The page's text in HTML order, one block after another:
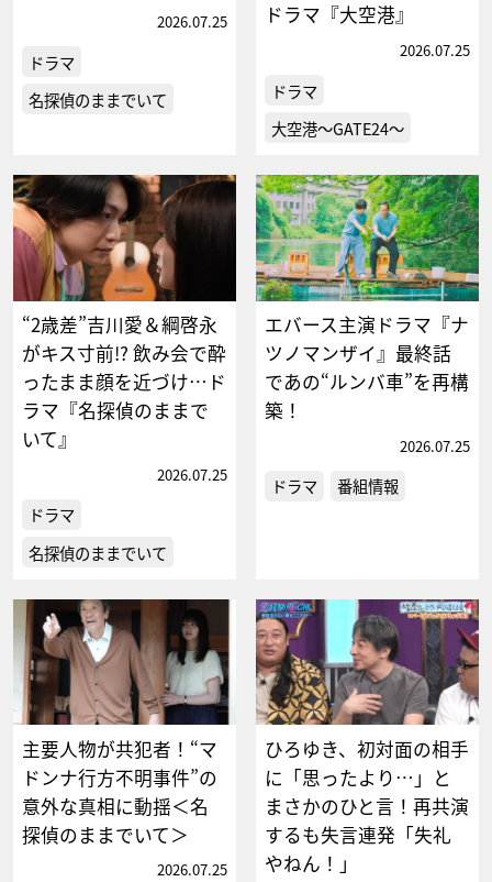
2026.07.25
ドラマ
名探偵のままでいて
ドラマ『大空港』
2026.07.25
ドラマ
大空港～GATE24～
“2歳差”吉川愛＆綱啓永
がキス寸前!? 飲み会で酔
ったまま顔を近づけ…ド
ラマ『名探偵のままで
いて』
2026.07.25
ドラマ
名探偵のままでいて
エバース主演ドラマ『ナ
ツノマンザイ』最終話
であの“ルンバ車”を再構
築！
2026.07.25
ドラマ 番組情報
主要人物が共犯者！“マ
ドンナ行方不明事件”の
意外な真相に動揺＜名
探偵のままでいて＞
2026.07.25
ひろゆき、初対面の相手
に「思ったより…」と
まさかのひと言！再共演
するも失言連発「失礼
やねん！」